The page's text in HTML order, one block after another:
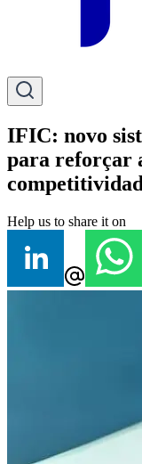
IFIC: novo
para reforçar
Help us to share it on